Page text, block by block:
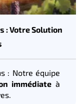
: Votre Solution
: Notre équipe
immédiate à